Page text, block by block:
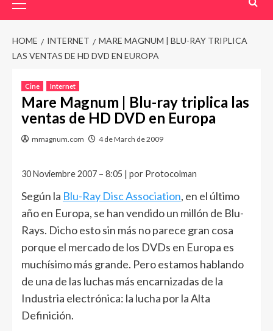
Menu
HOME INTERNET
MARE MAGNUM | BLU-RAY TRIPLICA
LAS VENTAS DE HD DVD EN EUROPA
Cine Internet
Mare Magnum | Blu-ray triplica las
ventas de HD DVD en Europa
mmagnum.com 4 de March de 2009
30 Noviembre 2007 – 8:05 | por Protocolman
Según la Blu-Ray Disc Association, en el último
año en Europa, se han vendido un millón de Blu-
Rays. Dicho esto sin más no parece gran cosa
porque el mercado de los DVDs en Europa es
muchísimo más grande. Pero estamos hablando
de una de las luchas más encarnizadas de la
Industria electrónica: la lucha por la Alta
Definición.